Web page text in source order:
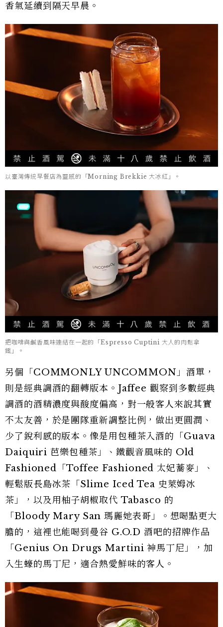
香氣延續到隔天早晨。
以臺灣傳統早餐店為靈感的「Morning Brekkie 大冰紅」。
把咖啡與鹹香風味連結在一起的「Espresso Cuptini 大人的肉鬆拿
鐵」。
另個「COMMONLY UNCOMMON」酒單，
則是經典調酒的翻轉版本。Jaffee 觀察到多數經典
調酒的酒精濃度與酸度偏高，對一般客人來說其實
不太友善，於是團隊重新調整比例，做出更圓潤、
少了銳利感的版本。像是用包種茶入酒的「Guava
Daiquiri 芭樂包種茶」、鐵觀音風味的 Old
Fashioned「Toffee Fashioned 太妃蕎麥」、
輕鬆版長島冰茶「Slime Iced Tea 史萊姆冰
茶」，以及用柚子胡椒取代 Tabasco 的
「Bloody Mary San 瑪麗她表哥」。想喝點更大
膽的，這裡也能喝到曼谷 G.O.D 酒吧的招牌作品
「Genius On Drugs Martini 神馬丁尼」，加
入生蠔的馬丁尼，適合熱愛鮮味的客人。